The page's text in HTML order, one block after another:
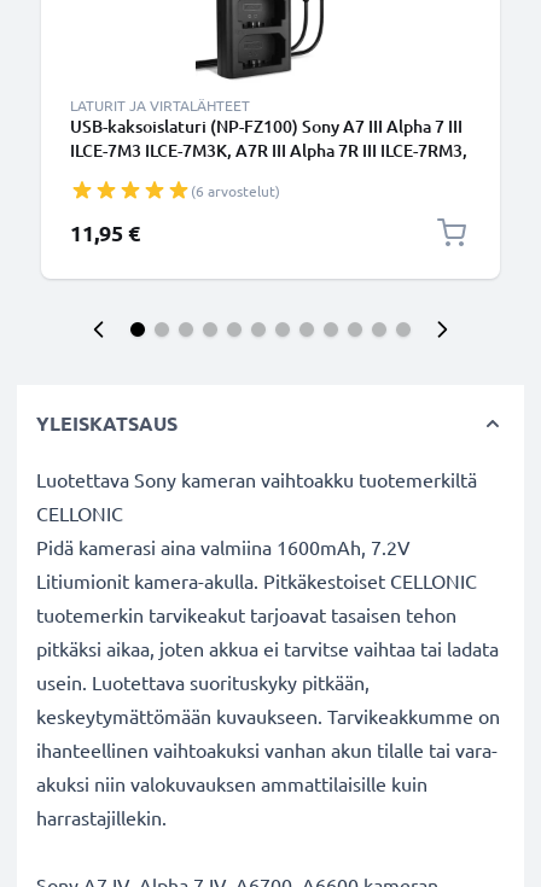
LATURIT JA VIRTALÄHTEET
USB-kaksoislaturi (NP-FZ100) Sony A7 III Alpha 7 III
ILCE-7M3 ILCE-7M3K, A7R III Alpha 7R III ILCE-7RM3,
valmistajalta CELLONIC
(6 arvostelut)
11,95 €
YLEISKATSAUS
Luotettava Sony kameran vaihtoakku tuotemerkiltä
CELLONIC
Pidä kamerasi aina valmiina 1600mAh, 7.2V
Litiumionit kamera-akulla. Pitkäkestoiset CELLONIC
tuotemerkin tarvikeakut tarjoavat tasaisen tehon
pitkäksi aikaa, joten akkua ei tarvitse vaihtaa tai ladata
usein. Luotettava suorituskyky pitkään,
keskeytymättömään kuvaukseen. Tarvikeakkumme on
ihanteellinen vaihtoakuksi vanhan akun tilalle tai vara-
akuksi niin valokuvauksen ammattilaisille kuin
harrastajillekin.